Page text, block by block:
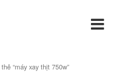
“máy xay thịt 750w”